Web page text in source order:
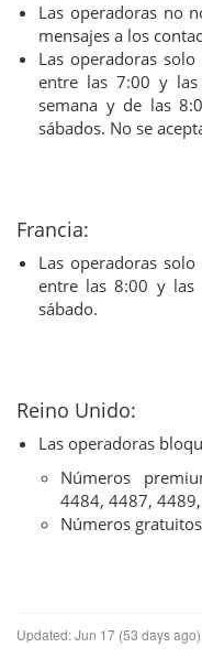
Las operadoras no
mensajes a los
Las operadoras
entre las 7:00 y
semana y de las
sábados. No se
Francia:
Las operadoras
entre las 8:00 y las
sábado.
Reino Unido:
Las operadoras
Números
4484, 4487,
Números
Updated:Jun 17 (53 days ago)